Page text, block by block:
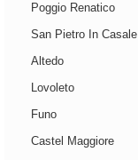
Poggio Renatico
San Pietro In Casale
Altedo
Lovoleto
Funo
Castel Maggiore